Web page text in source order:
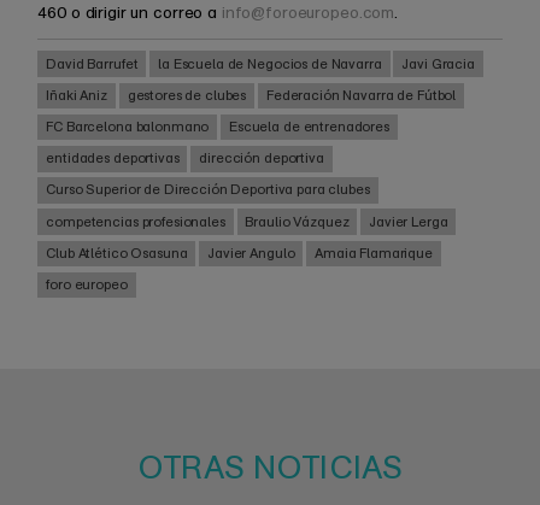
460 o dirigir un correo a info@foroeuropeo.com
David Barrufet la Escuela de Negocios de Navarra
Javi Gracia
Iñaki Aniz
gestores de clubes
Federación Navarra de Fútbol
FC Barcelona balonmano
Escuela de entrenadores
entidades deportivas
dirección deportiva
Curso Superior de Dirección Deportiva para clubes
competencias profesionales
Braulio Vázquez
Javier Lerga
Club Atlético Osasuna
Javier Angulo
Amaia Flamarique
foro europeo
OTRAS NOTICIAS